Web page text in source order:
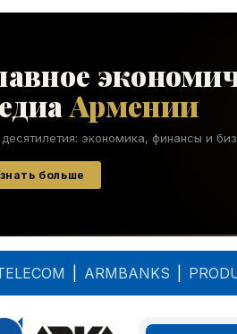
ARMBANKS